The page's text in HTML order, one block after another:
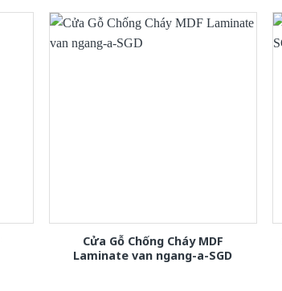
Cửa Gỗ Chống Cháy MDF
Laminate van ngang-a-SGD